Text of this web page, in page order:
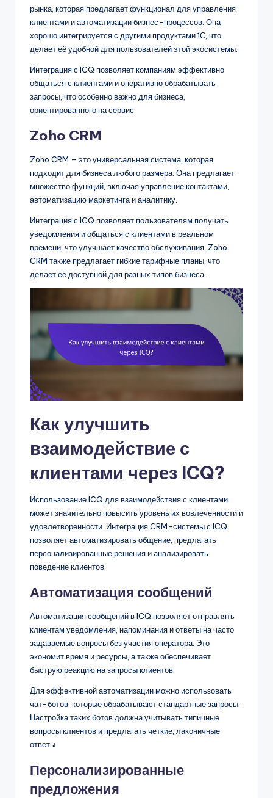
рынка, которая предлагает функционал для управления
клиентами и автоматизации бизнес-процессов. Она
хорошо интегрируется с другими продуктами 1С, что
делает её удобной для пользователей этой экосистемы.
Интеграция с ICQ позволяет компаниям эффективно
общаться с клиентами и оперативно обрабатывать
запросы, что особенно важно для бизнеса,
ориентированного на сервис.
Zoho CRM
Zoho CRM – это универсальная система, которая
подходит для бизнеса любого размера. Она предлагает
множество функций, включая управление контактами,
автоматизацию маркетинга и аналитику.
Интеграция с ICQ позволяет пользователям получать
уведомления и общаться с клиентами в реальном
времени, что улучшает качество обслуживания. Zoho
CRM также предлагает гибкие тарифные планы, что
делает её доступной для разных типов бизнеса.
Как улучшить
взаимодействие с
клиентами через ICQ?
Использование ICQ для взаимодействия с клиентами
может значительно повысить уровень их вовлеченности и
удовлетворенности. Интеграция CRM-системы с ICQ
позволяет автоматизировать общение, предлагать
персонализированные решения и анализировать
поведение клиентов.
Автоматизация сообщений
Автоматизация сообщений в ICQ позволяет отправлять
клиентам уведомления, напоминания и ответы на часто
задаваемые вопросы без участия оператора. Это
экономит время и ресурсы, а также обеспечивает
быструю реакцию на запросы клиентов.
Для эффективной автоматизации можно использовать
чат-ботов, которые обрабатывают стандартные запросы.
Настройка таких ботов должна учитывать типичные
вопросы клиентов и предлагать четкие, лаконичные
ответы.
Персонализированные
предложения